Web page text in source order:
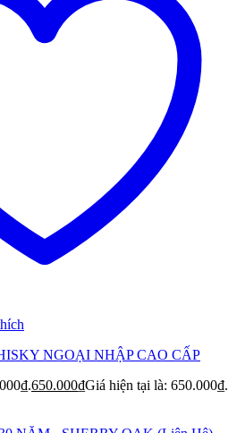
NGOẠI NHẬP CAO CẤP
650.000₫Giá hiện tại là: 650.000₫.